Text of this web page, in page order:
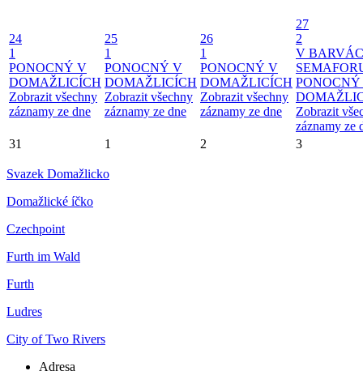
24
1
PONOCNÝ V
DOMAŽLICÍCH
Zobrazit všechny
záznamy ze dne
25
1
PONOCNÝ V
DOMAŽLICÍCH
Zobrazit všechny
záznamy ze dne
26
1
PONOCNÝ V
DOMAŽLICÍCH
Zobrazit všechny
záznamy ze dne
27
2
V
Zobrazit
záznamy ze
31
1 2 3
Svazek Domažlicko
Domažlické íčko
Czechpoint
Furth im Wald
Furth
Ludres
City of Two Rivers
Adresa